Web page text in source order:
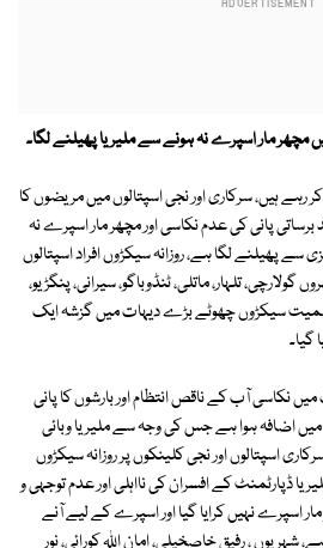
مچھر مار اسپرے نہ ہونے سے ملیریا پھیلنے لگا۔
کر رہے ہیں، سرکاری اور نجی اسپتالوں میں مریضوں کا
برساتی پانی کی عدم نکاسی اور مچھر مار اسپرے نہ
پھیلنے لگا ہے، روزانہ سیکڑوں افراد اسپتالوں
تلہار، ماتلی، ٹنڈوباگو، سیرانی، پنگڑیو،
سمیت سیکڑوں چھوٹے بڑے دیہات میں گزشہ ایک
نکاسی آب کے ناقص انتظام اور بارشوں کا پانی
اضافہ ہوا ہے جس کی وجہ سے ملیریا وبائی
اسپتالوں اور نجی کلینکوں پر روزانہ سیکڑوں
ڈپارٹمنٹ کے افسران کی نااہلی اور عدم توجہی و
نہیں کرایا گیا اور اسپرے کے لیے آنے
شہریوں ، رفیق خاصخیلی، امان اللہ کورائی، نور